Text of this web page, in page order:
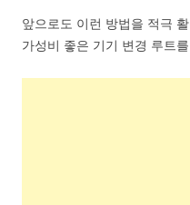
앞으로도 이런 방법을 적극 활
가성비 좋은 기기 변경 루트